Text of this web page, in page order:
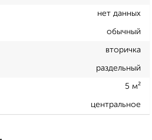
нет данных
обычный
вторичка
раздельный
5 м²
центральное